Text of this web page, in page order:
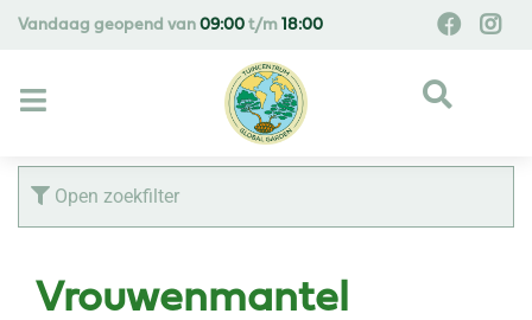
Vandaag geopend van 09:00 t/m 18:00
Open zoekfilter
Vrouwenmantel